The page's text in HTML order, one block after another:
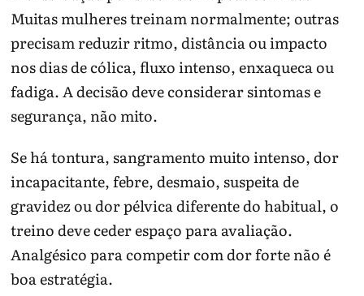
Muitas mulheres treinam normalmente; outras
precisam reduzir ritmo, distância ou impacto
nos dias de cólica, fluxo intenso, enxaqueca ou
fadiga. A decisão deve considerar sintomas e
segurança, não mito.
Se há tontura, sangramento muito intenso, dor
incapacitante, febre, desmaio, suspeita de
gravidez ou dor pélvica diferente do habitual, o
treino deve ceder espaço para avaliação.
Analgésico para competir com dor forte não é
boa estratégia.